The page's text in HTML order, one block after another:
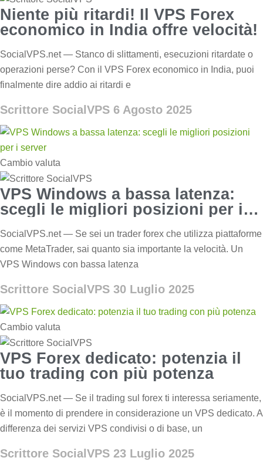
Niente più ritardi! Il VPS Forex
economico in India offre velocità!
SocialVPS.net — Stanco di slittamenti, esecuzioni ritardate o
operazioni perse? Con il VPS Forex economico in India, puoi
finalmente dire addio ai ritardi e
Scrittore SocialVPS 6 Agosto 2025
Cambio valuta
VPS Windows a bassa latenza:
scegli le migliori posizioni per i
SocialVPS.net — Se sei un trader forex che utilizza piattaforme
come MetaTrader, sai quanto sia importante la velocità. Un
VPS Windows con bassa latenza
Scrittore SocialVPS 30 Luglio 2025
Cambio valuta
VPS Forex dedicato: potenzia il
tuo trading con più potenza
SocialVPS.net — Se il trading sul forex ti interessa seriamente,
è il momento di prendere in considerazione un VPS dedicato. A
differenza dei servizi VPS condivisi o di base, un
Scrittore SocialVPS 23 Luglio 2025